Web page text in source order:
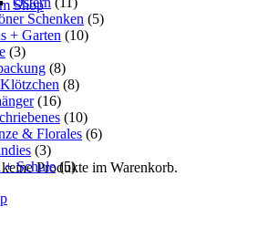
Shop
Produkte im Warenkorb.
Schenken (5)
+ Garten (10)
(3)
(8)
(8)
(16)
(10)
& Florales (6)
(3)
+ Schule (5)